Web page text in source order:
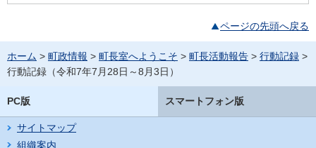
ページの先頭へ戻る
ホーム > 町政情報 > 町長室へようこそ > 町長活動報告 > 行動記録 >
行動記録（令和7年7月28日～8月3日）
PC版 スマートフォン版
サイトマップ
組織案内